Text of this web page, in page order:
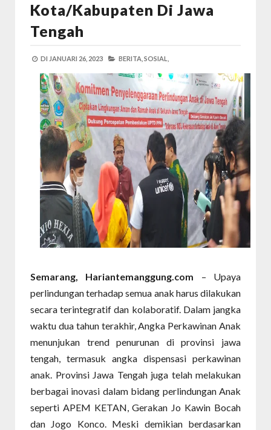
Kota/Kabupaten Di Jawa
Tengah
DI JANUARI 26, 2023 BERITA, SOSIAL,
Semarang, Hariantemanggung.com – Upaya
perlindungan terhadap semua anak harus dilakukan
secara terintegratif dan kolaboratif. Dalam jangka
waktu dua tahun terakhir, Angka Perkawinan Anak
menunjukan trend penurunan di provinsi jawa
tengah, termasuk angka dispensasi perkawinan
anak. Provinsi Jawa Tengah juga telah melakukan
berbagai inovasi dalam bidang perlindungan Anak
seperti APEM KETAN, Gerakan Jo Kawin Bocah
dan Jogo Konco. Meski demikian berdasarkan